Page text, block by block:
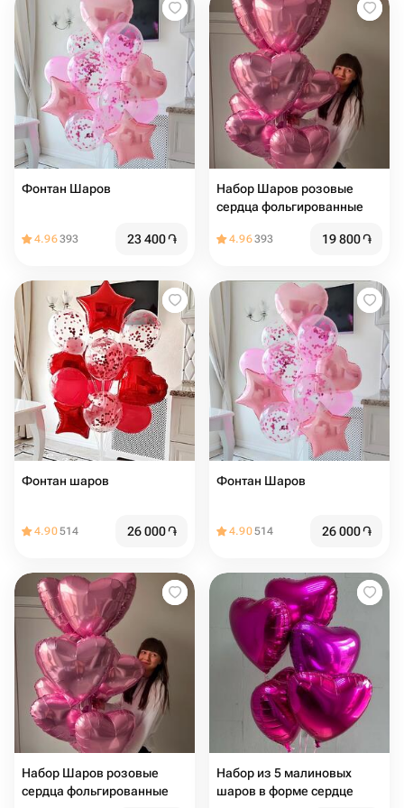
Фонтан Шаров️
4.96393 23 400֏
Набор Шаров розовые
сердца фольгированные
4.96393 19 800֏
Фонтан шаров
4.90514 26 000֏
Фонтан Шаров️
4.90514 26 000֏
Набор Шаров розовые
сердца фольгированные
Набор из 5 малиновых
шаров в форме сердце